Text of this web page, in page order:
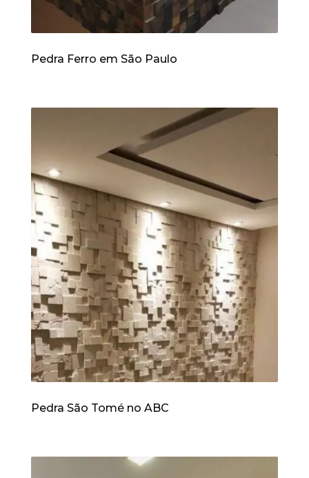
Pedra Ferro em São Paulo
Pedra São Tomé no ABC